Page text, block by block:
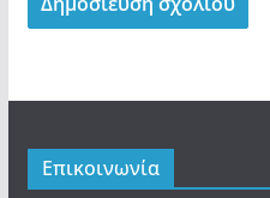
Επικοινωνία